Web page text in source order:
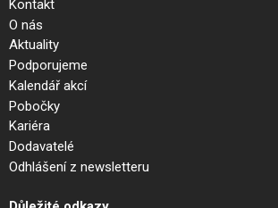
Kontakt
O nás
Aktuality
Podporujeme
Kalendář akcí
Pobočky
Kariéra
Dodavatelé
Odhlášení z newsletteru